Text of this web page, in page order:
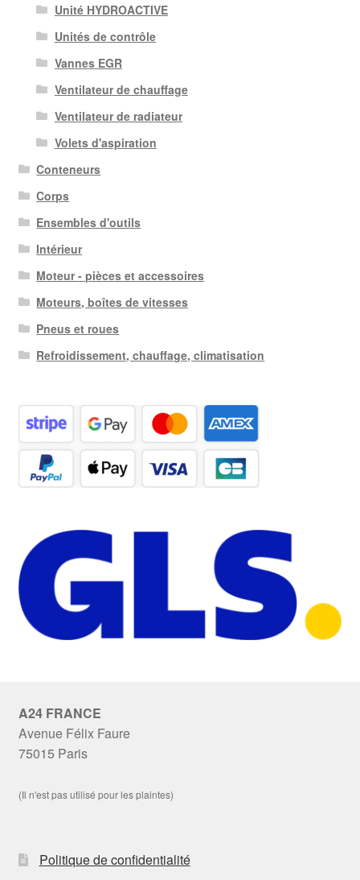
Unité HYDROACTIVE
Unités de contrôle
Vannes EGR
Ventilateur de chauffage
Ventilateur de radiateur
Volets d'aspiration
Conteneurs
Corps
Ensembles d'outils
Intérieur
Moteur - pièces et accessoires
Moteurs, boîtes de vitesses
Pneus et roues
Refroidissement, chauffage, climatisation
A24 FRANCE
Avenue Félix Faure
75015 Paris
(Il n'est pas utilisé pour les plaintes)
Politique de confidentialité